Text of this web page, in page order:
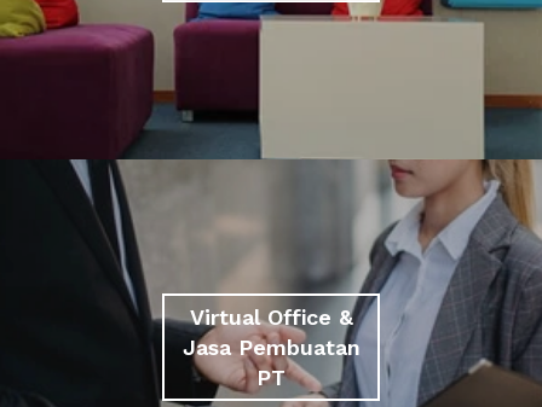
Virtual Office &
Jasa Pembuatan
PT